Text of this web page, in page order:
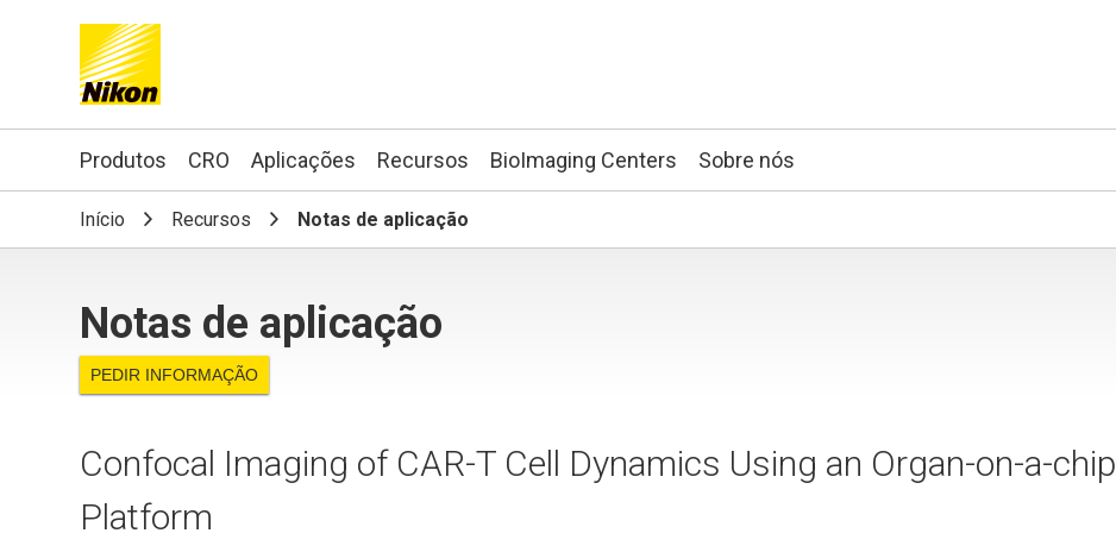
Search keyword(s)
Produtos CRO Aplicações Recursos BioImaging Centers Sobre nós
Início Recursos Notas de aplicação
Notas de aplicação
PEDIR INFORMAÇÃO
Confocal Imaging of CAR-T Cell Dynamics Using an Organ-on-a-chip
Platform